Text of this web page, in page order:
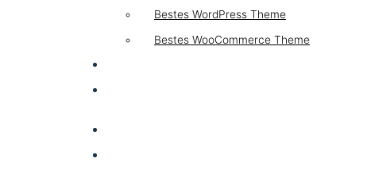
Bestes WordPress Theme
Bestes WooCommerce Theme